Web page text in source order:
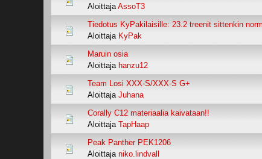
Aloittaja AssoT3
Tiedotus KyPakilaisille: 23.2 treenit sittenkin
Aloittaja KyPak
Maruin osia
Aloittaja hanzu12
Team Losi XXX-S/XXX-S G+
Aloittaja Juhana
Corally C12 materiaalia kaivataan!!
Aloittaja TapHaap
Peak Panther PEK1206
Aloittaja niko.lindvall